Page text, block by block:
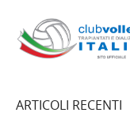
ARTICOLI RECENTI